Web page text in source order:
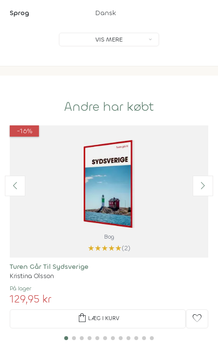
Sprog Dansk
VIS MERE
Andre har købt
-16%
Bog
★★★★★(2)
Turen Går Til Sydsverige
Kristina Olsson
På lager
129,95 kr
shopping_bag LÆG I KURV favorite